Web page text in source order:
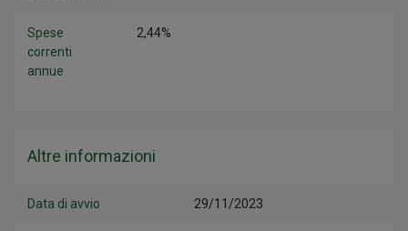
Spese
correnti
annue
2,44%
Altre informazioni
Data di avvio 29/11/2023